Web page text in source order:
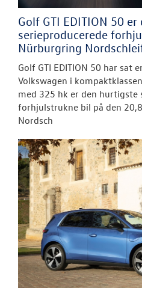
Golf GTI EDITION 50
serieproducerede
Nürburgring
Golf GTI EDITION 50 har sat
Volkswagen i
med 325 hk er den hurtigste
forhjulstrukne bil på den
Nordsch